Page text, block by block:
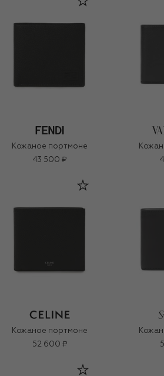
Кожаное портмоне
43 500 ₽
Кожаное портмоне
52 600 ₽